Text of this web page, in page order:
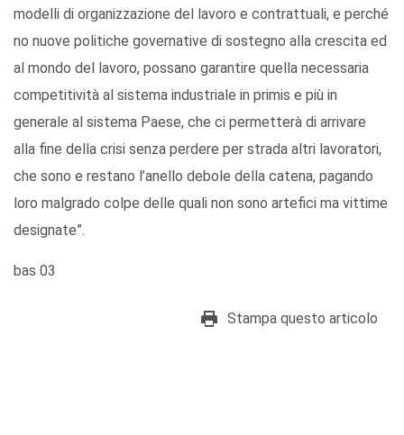
modelli di organizzazione del lavoro e contrattuali, e perché
no nuove politiche governative di sostegno alla crescita ed
al mondo del lavoro, possano garantire quella necessaria
competitività al sistema industriale in primis e più in
generale al sistema Paese, che ci permetterà di arrivare
alla fine della crisi senza perdere per strada altri lavoratori,
che sono e restano l’anello debole della catena, pagando
loro malgrado colpe delle quali non sono artefici ma vittime
designate”.
bas 03
Stampa questo articolo